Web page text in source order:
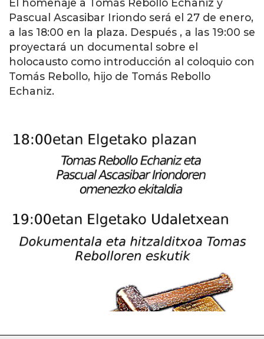
El homenaje a Tomás Rebollo Echaniz y
Pascual Ascasibar Iriondo será el 27 de enero,
a las 18:00 en la plaza. Después , a las 19:00 se
proyectará un documental sobre el
holocausto como introducción al coloquio con
Tomás Rebollo, hijo de Tomás Rebollo
Echaniz.